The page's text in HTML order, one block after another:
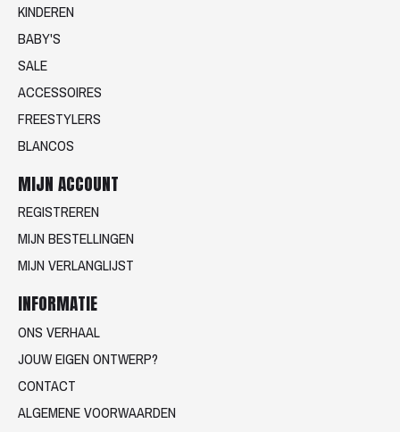
KINDEREN
BABY'S
SALE
ACCESSOIRES
FREESTYLERS
BLANCOS
MIJN ACCOUNT
REGISTREREN
MIJN BESTELLINGEN
MIJN VERLANGLIJST
INFORMATIE
ONS VERHAAL
JOUW EIGEN ONTWERP?
CONTACT
ALGEMENE VOORWAARDEN